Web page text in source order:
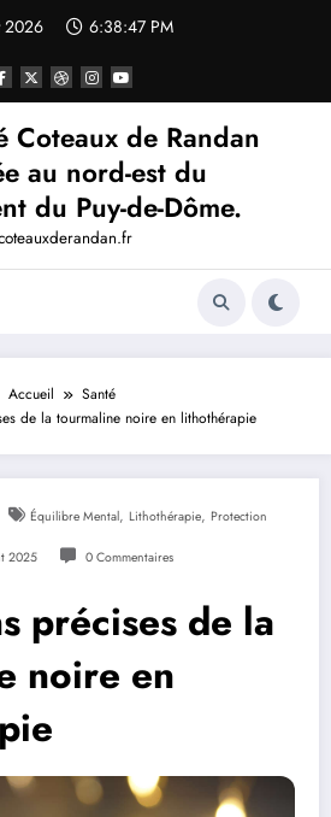
2026 6:38:48 PM
Coteaux de Randan
au nord-est du
du Puy-de-Dôme.
Accueil
Santé
de la tourmaline noire en lithothérapie
Équilibre Mental, Lithothérapie, Protection
2025 0 Commentaires
précises de la
noire en